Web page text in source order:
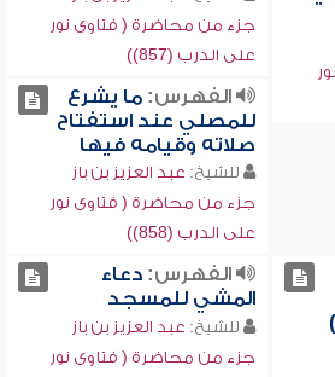
جزء من محاضرة ( فتاوى نور
على الدرب (857))
الفهرس:ما يشرع
للمصلي عند استفتاح
صلاته وقيامه فيها
للشيخ: عبد العزيز بن باز
جزء من محاضرة ( فتاوى نور
على الدرب (858))
الفهرس:دعاء
المشي للمسجد
للشيخ: عبد العزيز بن باز
جزء من محاضرة ( فتاوى نور